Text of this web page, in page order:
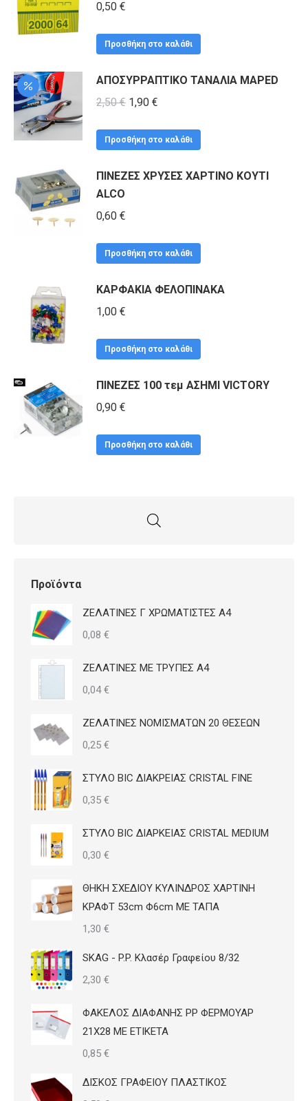
0,50 €
Προσθήκη στο καλάθι
ΑΠΟΣΥΡΡΑΠΤΙΚΟ ΤΑΝΑΛΙΑ MAPED
2,50€ Original
was:
1,90 €
τιμή
1,90 €.
Προσθήκη στο καλάθι
ΠΙΝΕΖΕΣ ΧΡΥΣΕΣ ΧΑΡΤΙΝΟ ΚΟΥΤΙ
ALCO
0,60 €
Προσθήκη στο καλάθι
ΚΑΡΦΑΚΙΑ ΦΕΛΟΠΙΝΑΚΑ
1,00 €
Προσθήκη στο καλάθι
ΠΙΝΕΖΕΣ 100 τεμ ΑΣΗΜΙ VICTORY
0,90 €
Προσθήκη στο καλάθι
Προϊόντα
ΖΕΛΑΤΙΝΕΣ Γ ΧΡΩΜΑΤΙΣΤΕΣ Α4
0,08 €
ΖΕΛΑΤΙΝΕΣ ΜΕ ΤΡΥΠΕΣ Α4
0,04€
ΖΕΛΑΤΙΝΕΣ ΝΟΜΙΣΜΑΤΩΝ 20 ΘΕΣΕΩΝ
0,25 €
ΣΤΥΛΟ BIC ΔΙΑΚΡΕΙΑΣ CRISTAL FINE
0,35 €
ΣΤΥΛΟ BIC ΔΙΑΡΚΕΙΑΣ CRISTAL MEDIUM
0,30 €
ΘΗΚΗ ΣΧΕΔΙΟΥ ΚΥΛΙΝΔΡΟΣ ΧΑΡΤΙΝΗ
ΚΡΑΦΤ 53cm Φ6cm ΜΕ ΤΑΠΑ
1,30 €
SKAG - P.P. Κλασέρ Γραφείου 8/32
2,30 €
ΦΑΚΕΛΟΣ ΔΙΑΦΑΝΗΣ PP ΦΕΡΜΟΥΑΡ
21Χ28 ΜΕ ΕΤΙΚΕΤΑ
0,85 €
ΔΙΣΚΟΣ ΓΡΑΦΕΙΟΥ ΠΛΑΣΤΙΚΟΣ